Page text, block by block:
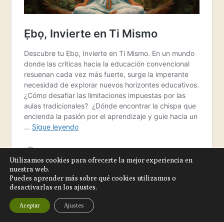
Utilizamos cookies para ofrecerte la mejor experiencia en
nuestra web.
Puedes aprender más sobre qué cookies utilizamos o
desactivarlas en los ajustes.
Aceptar Ajustes